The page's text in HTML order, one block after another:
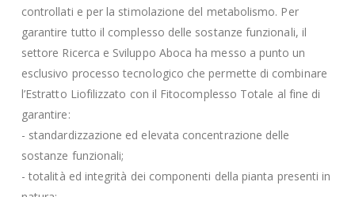
controllati e per la stimolazione del metabolismo. Per
garantire tutto il complesso delle sostanze funzionali, il
settore Ricerca e Sviluppo Aboca ha messo a punto un
esclusivo processo tecnologico che permette di combinare
l’Estratto Liofilizzato con il Fitocomplesso Totale al fine di
garantire:
- standardizzazione ed elevata concentrazione delle
sostanze funzionali;
- totalità ed integrità dei componenti della pianta presenti in